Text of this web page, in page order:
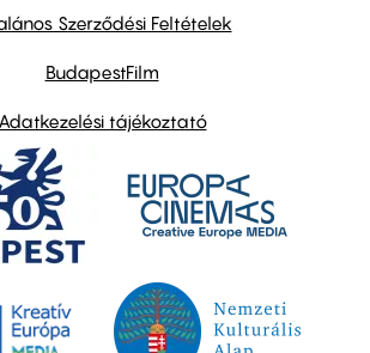
Szerződési Feltételek
BudapestFilm
Adatkezelési tájékoztató